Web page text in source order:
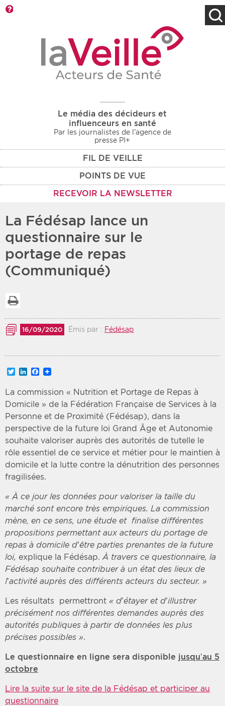
Le média des décideurs et
influenceurs en santé
Par les journalistes de l'agence de
presse PI+
FIL DE VEILLE
POINTS DE VUE
RECEVOIR LA NEWSLETTER
Rendez-vous des 7
prochains jours
Recherche par mots clés
Type d'information
Rendez-vous
Protection sociale
Médico-social
Zone géographique
Période
Choisir une date de débutChoisir une date de fin
La Fédésap lance un
questionnaire sur le
portage de repas
(Communiqué)
16/09/2020 Émis par : Fédésap
TwitterLinkedInFacebook
La commission « Nutrition et Portage de Repas à
Domicile » de la Fédération Française de Services à la
Personne et de Proximité (Fédésap), dans la
perspective de la future loi Grand Âge et Autonomie
souhaite valoriser auprès des autorités de tutelle le
rôle essentiel de ce service et métier pour le maintien à
domicile et la lutte contre la dénutrition des personnes
fragilisées.
« À ce jour les données pour valoriser la taille du
marché sont encore très empiriques. La commission
mène, en ce sens, une étude et finalise différentes
propositions permettant aux acteurs du portage de
repas à domicile d’être parties prenantes de la future
loi, explique la Fédésap. À travers ce questionnaire, la
Fédésap souhaite contribuer à un état des lieux de
l’activité auprès des différents acteurs du secteur. »
Les résultats permettront « d’étayer et d’illustrer
précisément nos différentes demandes auprès des
autorités publiques à partir de données les plus
précises possibles ».
Le questionnaire en ligne sera disponible jusqu’au 5
octobre
Lire la suite sur le site de la Fédésap et participer au
questionnaire